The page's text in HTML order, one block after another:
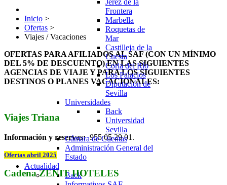
Jerez de la
Frontera
Marbella
Roquetas de
Mar
Castilleja de la
Cuesta
Coria del Río
Los Palacios
Diputación de
Sevilla
Universidades
Back
Universidad
Sevilla
Cámara de Cuentas
Administración General del
Estado
Actualidad
Back
Inicio >
Ofertas >
Viajes / Vacaciones
OFERTAS PARA AFILIADOS AL SAF (CON UN MÍNIMO
DEL 5% DE DESCUENTO) EN LAS SIGUIENTES
AGENCIAS DE VIAJE Y PARA LOS SIGUIENTES
DESTINOS O PLANES VACACIONALES:
Viajes Triana
Información y reservas:955 05 29 01.
Ofertas abril 2025
Cadena ZENIT HOTELES